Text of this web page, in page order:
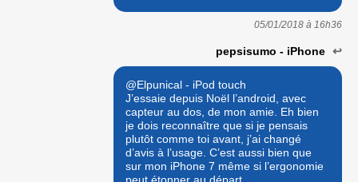
05/01/2018 à 16h36
pepsisumo - iPhone ↩
@Elpunical - iPod touch
J’essaie depuis Noël l’android, avec
capteur au dos, de mon amie. Eh bien
je dois reconnaître que si je pensais
plutôt comme toi avant, j’ai changé
d’avis à l’usage. C’est aussi bien que
sur mon iPhone 7 même si l’ergonomie
peut étonner au départ.